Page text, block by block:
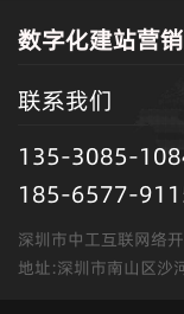
数字化建站营
联系我们
135-3085-
185-6577-
深圳市中工互联网络
地址:深圳市南山区沙